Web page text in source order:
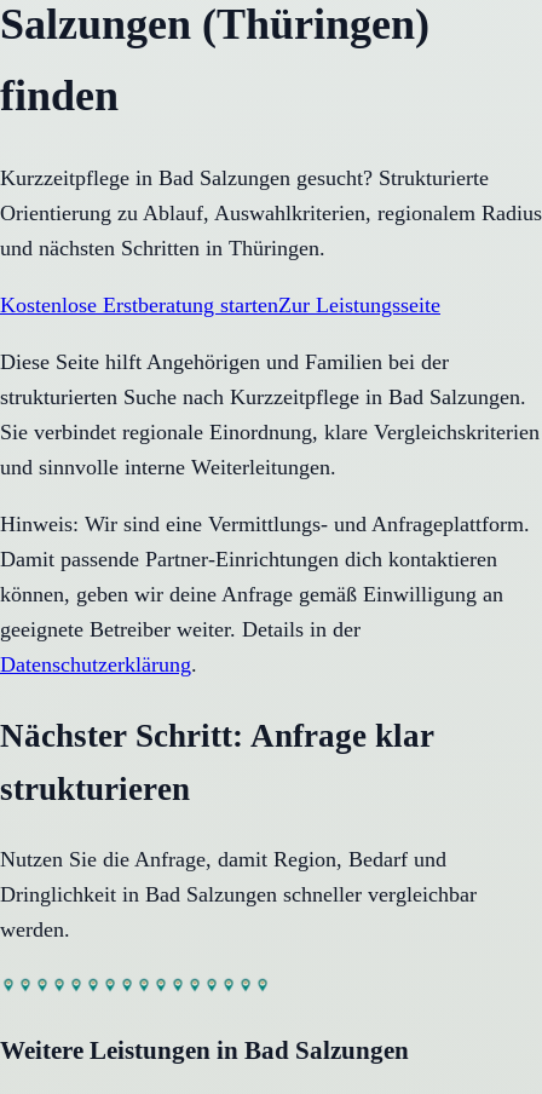
Salzungen (Thüringen)
finden
Kurzzeitpflege in Bad Salzungen gesucht? Strukturierte
Orientierung zu Ablauf, Auswahlkriterien, regionalem Radius
und nächsten Schritten in Thüringen.
Kostenlose Erstberatung startenZur Leistungsseite
Diese Seite hilft Angehörigen und Familien bei der
strukturierten Suche nach Kurzzeitpflege in Bad Salzungen.
Sie verbindet regionale Einordnung, klare Vergleichskriterien
und sinnvolle interne Weiterleitungen.
Hinweis: Wir sind eine Vermittlungs- und Anfrageplattform.
Damit passende Partner-Einrichtungen dich kontaktieren
können, geben wir deine Anfrage gemäß Einwilligung an
geeignete Betreiber weiter. Details in der
Datenschutzerklärung.
Nächster Schritt: Anfrage klar
strukturieren
Nutzen Sie die Anfrage, damit Region, Bedarf und
Dringlichkeit in Bad Salzungen schneller vergleichbar
werden.
Weitere Leistungen in Bad Salzungen